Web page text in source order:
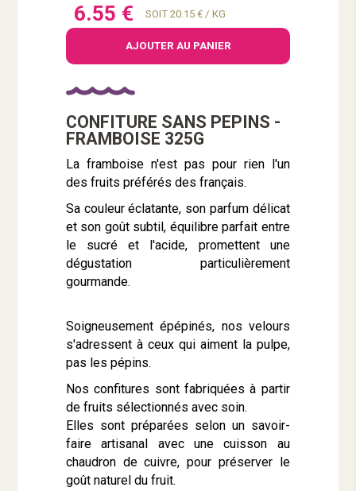
6.55 €
SOIT 20.15 € / KG
AJOUTER AU PANIER
CONFITURE SANS PEPINS -
FRAMBOISE 325G
La framboise n'est pas pour rien l'un
des fruits préférés des français.
Sa couleur éclatante, son parfum délicat
et son goût subtil, équilibre parfait entre
le sucré et l'acide, promettent une
dégustation particulièrement
gourmande.
Soigneusement épépinés, nos velours
s'adressent à ceux qui aiment la pulpe,
pas les pépins.
Nos confitures sont fabriquées à partir
de fruits sélectionnés avec soin.
Elles sont préparées selon un savoir-
faire artisanal avec une cuisson au
chaudron de cuivre, pour préserver le
goût naturel du fruit.